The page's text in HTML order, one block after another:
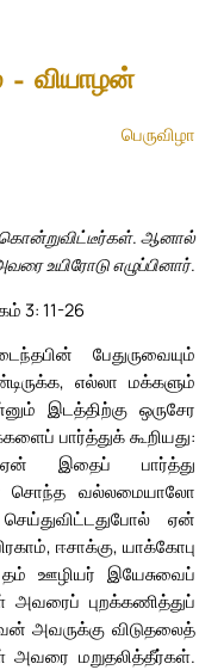
வியாழன்
பெருவிழா
ஆனால்
உயிரோடு எழுப்பினார்.
3: 11-26
பேதுருவையும்
எல்லா மக்களும்
இடத்திற்கு ஒருசேர
பார்த்துக் கூறியது:
இதைப் பார்த்து
சொந்த வல்லமையாலோ
ஏன்
ஈசாக்கு, யாக்கோபு
ஊழியர் இயேசுவைப்
அவரைப் புறக்கணித்துப்
அவருக்கு விடுதலைத்
அவரை மறுதலித்தீர்கள்.